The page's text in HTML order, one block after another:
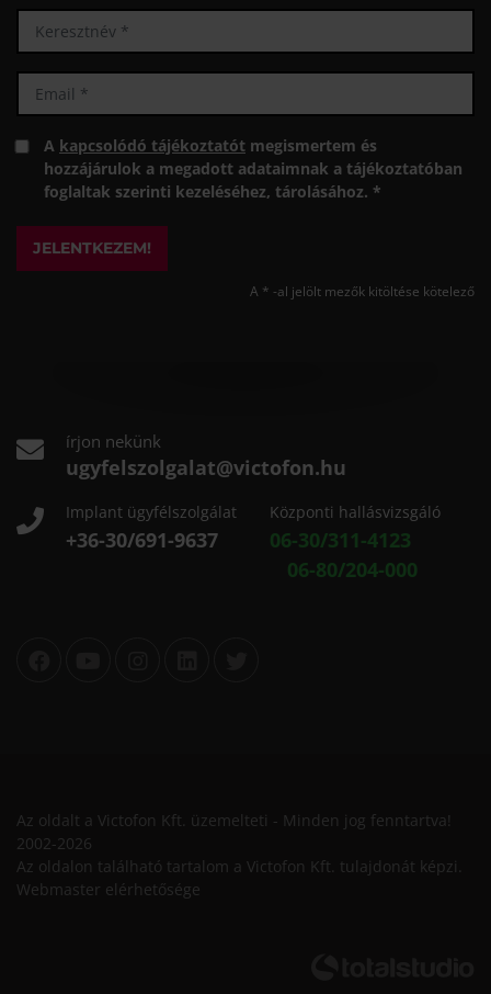
A kapcsolódó tájékoztatót megismertem és
hozzájárulok a megadott adataimnak a tájékoztatóban
foglaltak szerinti kezeléséhez, tárolásához. *
JELENTKEZEM!
A * -al jelölt mezők kitöltése kötelező
írjon nekünk
ugyfelszolgalat@victofon.hu
Implant ügyfélszolgálat
+36-30/691-9637
Központi hallásvizsgáló
06-30/311-4123
06-80/204-000
Az oldalt a Victofon Kft. üzemelteti - Minden jog fenntartva!
2002-2026
Az oldalon található tartalom a Victofon Kft. tulajdonát képzi.
Webmaster elérhetősége